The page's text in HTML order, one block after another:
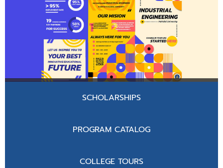
SCHOLARSHIPS
PROGRAM CATALOG
COLLEGE TOURS